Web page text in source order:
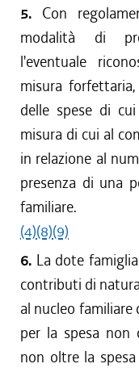
5. Con
modalità di
l'eventuale
misura
delle spese di
misura di cui al
in relazione al
presenza di una
familiare.
(4)(8)(9)
6. La dote
contributi di
al nucleo familiare
per la spesa non
non oltre la